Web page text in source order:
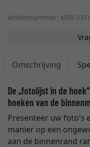
Artikelnummer: MIR-
Omschrijving
De „fotolijst in de
hoeken van de
Presenteer uw foto's
manier op een
aan de binnenrand